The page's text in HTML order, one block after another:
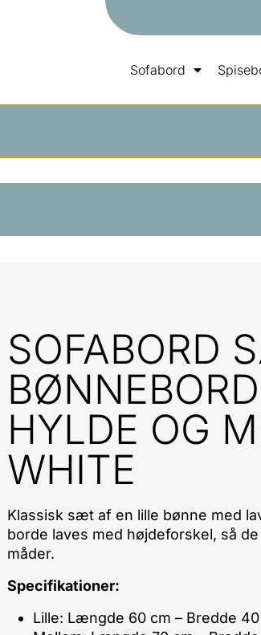
Sofabord
SOFABORD
HYLDE OG
WHITE
Klassisk sæt af en lille bønne med
borde laves med højdeforskel, så
måder.
Specifikationer:
Lille: Længde 60 cm – Bredde